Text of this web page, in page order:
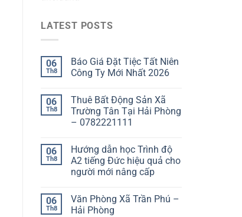
LATEST POSTS
06
Th8
Báo Giá Đặt Tiệc Tất Niên
Công Ty Mới Nhất 2026
06
Th8
Thuê Bất Động Sản Xã
Trường Tân Tại Hải Phòng
– 0782221111
06
Th8
Hướng dẫn học Trình độ
A2 tiếng Đức hiệu quả cho
người mới nâng cấp
06
Th8
Văn Phòng Xã Trần Phú –
Hải Phòng